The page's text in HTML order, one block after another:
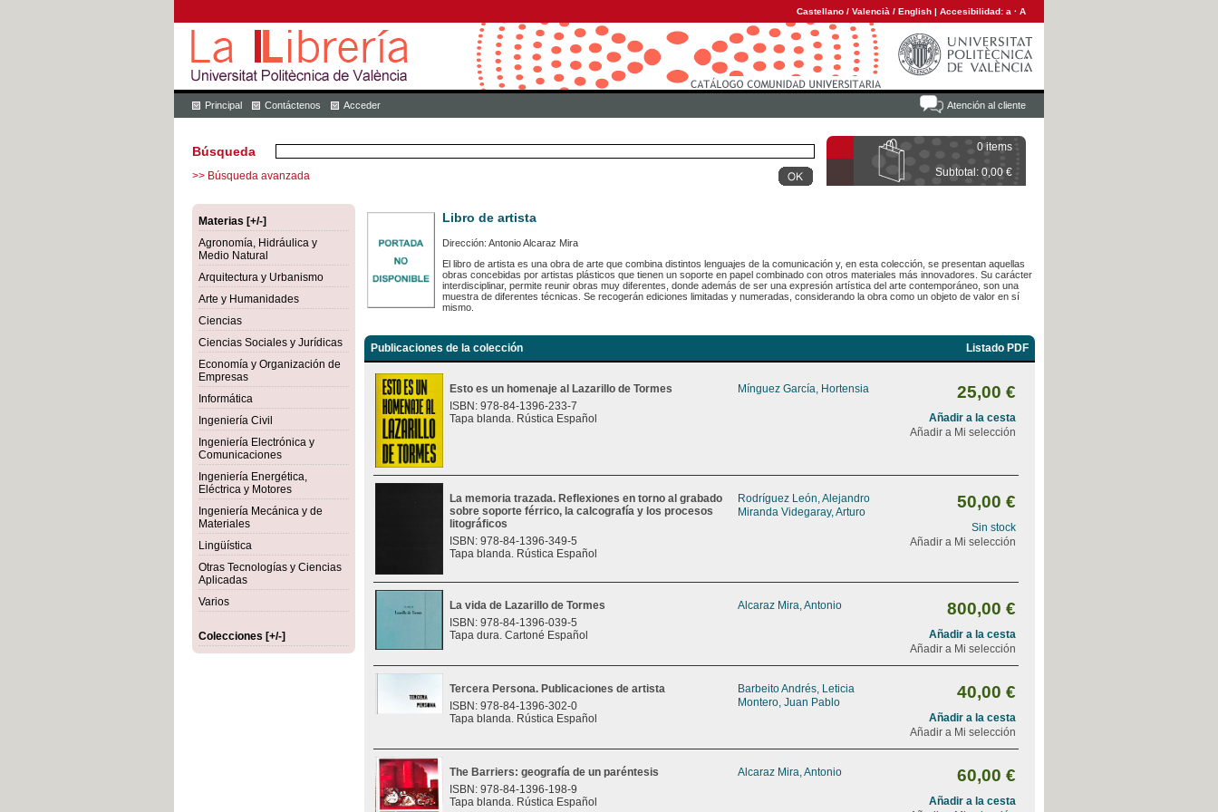
Castellano / Valencià / English | Accesibilidad: a · A
Atención al cliente
Principal Contáctenos Acceder
0 items
Subtotal: 0,00 €
Búsqueda
>> Búsqueda avanzada
Materias [+/-]
Agronomía, Hidráulica y
Medio Natural
Arquitectura y Urbanismo
Arte y Humanidades
Ciencias
Ciencias Sociales y Jurídicas
Economía y Organización de
Empresas
Informática
Ingeniería Civil
Ingeniería Electrónica y
Comunicaciones
Ingeniería Energética,
Eléctrica y Motores
Ingeniería Mecánica y de
Materiales
Lingüística
Otras Tecnologías y Ciencias
Aplicadas
Varios
Colecciones [+/-]
Libro de artista
Dirección: Antonio Alcaraz Mira
El libro de artista es una obra de arte que combina distintos lenguajes de la comunicación y, en esta colección, se presentan aquellas
obras concebidas por artistas plásticos que tienen un soporte en papel combinado con otros materiales más innovadores. Su carácter
interdisciplinar, permite reunir obras muy diferentes, donde además de ser una expresión artística del arte contemporáneo, son una
muestra de diferentes técnicas. Se recogerán ediciones limitadas y numeradas, considerando la obra como un objeto de valor en sí
mismo.
Publicaciones de la colección Listado PDF
Esto es un homenaje al Lazarillo de Tormes
ISBN: 978-84-1396-233-7
Tapa blanda. Rústica Español
Mínguez García, Hortensia 25,00 €
Añadir a la cesta
Añadir a Mi selección
La memoria trazada. Reflexiones en torno al grabado
sobre soporte férrico, la calcografía y los procesos
litográficos
ISBN: 978-84-1396-349-5
Tapa blanda. Rústica Español
Rodríguez León, Alejandro
Miranda Videgaray, Arturo
50,00 €
Sin stock
Añadir a Mi selección
La vida de Lazarillo de Tormes
ISBN: 978-84-1396-039-5
Tapa dura. Cartoné Español
Alcaraz Mira, Antonio 800,00 €
Añadir a la cesta
Añadir a Mi selección
Tercera Persona. Publicaciones de artista
ISBN: 978-84-1396-302-0
Tapa blanda. Rústica Español
Barbeito Andrés, Leticia
Montero, Juan Pablo
40,00 €
Añadir a la cesta
Añadir a Mi selección
The Barriers: geografía de un paréntesis
ISBN: 978-84-1396-198-9
Tapa blanda. Rústica Español
Alcaraz Mira, Antonio 60,00 €
Añadir a la cesta